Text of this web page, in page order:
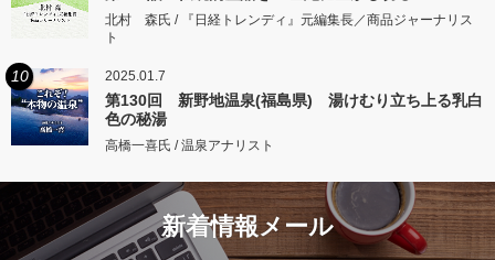
北村 森氏 / 『日経トレンディ』元編集長／商品ジャーナリス
ト
10 2025.01.7
第130回 新野地温泉(福島県) 湯けむり立ち上る乳白
色の秘湯
高橋一喜氏 / 温泉アナリスト
新着情報メール